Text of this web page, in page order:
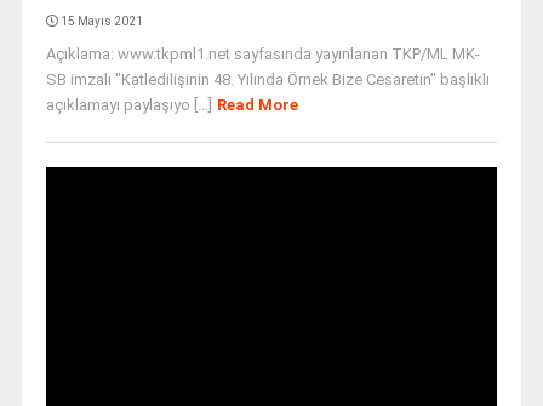
15 Mayıs 2021
Açıklama: www.tkpml1.net sayfasında yayınlanan TKP/ML MK-
SB imzalı "Katledilişinin 48. Yılında Örnek Bize Cesaretin" başlıklı
açıklamayı paylaşıyo [...] Read More